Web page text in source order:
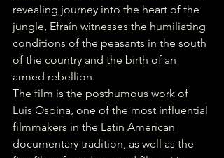
revealing journey into the heart of the
jungle, Efraín witnesses the humiliating
conditions of the peasants in the south
of the country and the birth of an
armed rebellion.
The film is the posthumous work of
Luis Ospina, one of the most influential
filmmakers in the Latin American
documentary tradition, as well as the